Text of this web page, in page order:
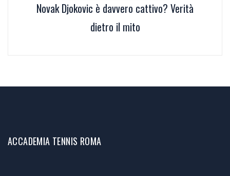
Novak Djokovic è davvero cattivo? Verità
dietro il mito
ACCADEMIA TENNIS ROMA